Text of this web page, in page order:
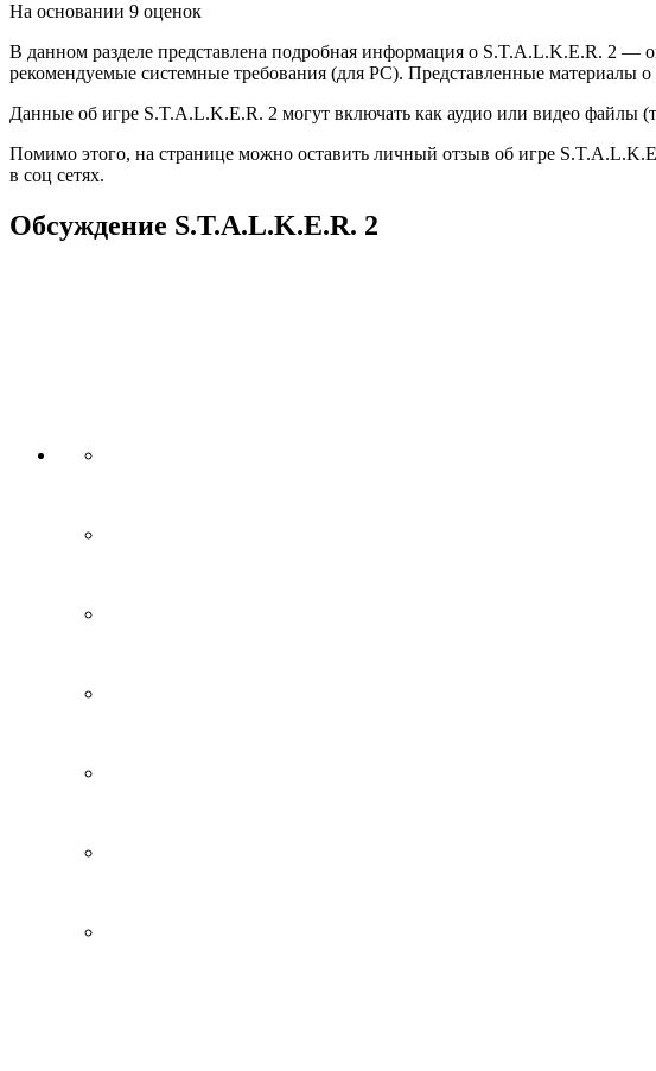
На основании 9 оценок
В данном разделе представлена подробная информация о S.T.A.L.K.E.R. 2
рекомендуемые системные требования (для PC). Представленные материалы
Данные об игре S.T.A.L.K.E.R. 2 могут включать как аудио или видео файлы
Помимо этого, на странице можно оставить личный отзыв об игре
в соц сетях.
Обсуждение S.T.A.L.K.E.R. 2